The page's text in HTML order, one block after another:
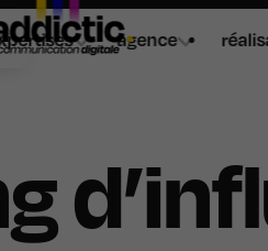
agence